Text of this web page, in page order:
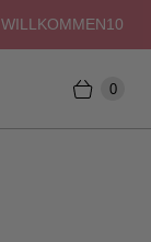
0